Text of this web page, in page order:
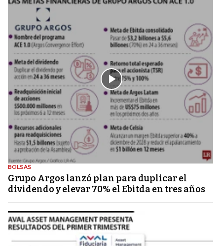
BOLSAS
Grupo Argos lanzó plan para duplicar el
dividendo y elevar 70% el Ebitda en tres años